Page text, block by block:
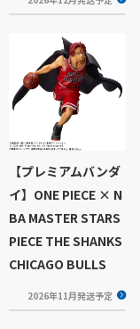
【プレミアムバンダ
イ】ONE PIECE × N
BA MASTER STARS
PIECE THE SHANKS
CHICAGO BULLS
2026年11月発送予定